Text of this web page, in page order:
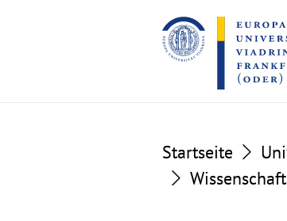
to
the
content
to
the
footer
Startseite